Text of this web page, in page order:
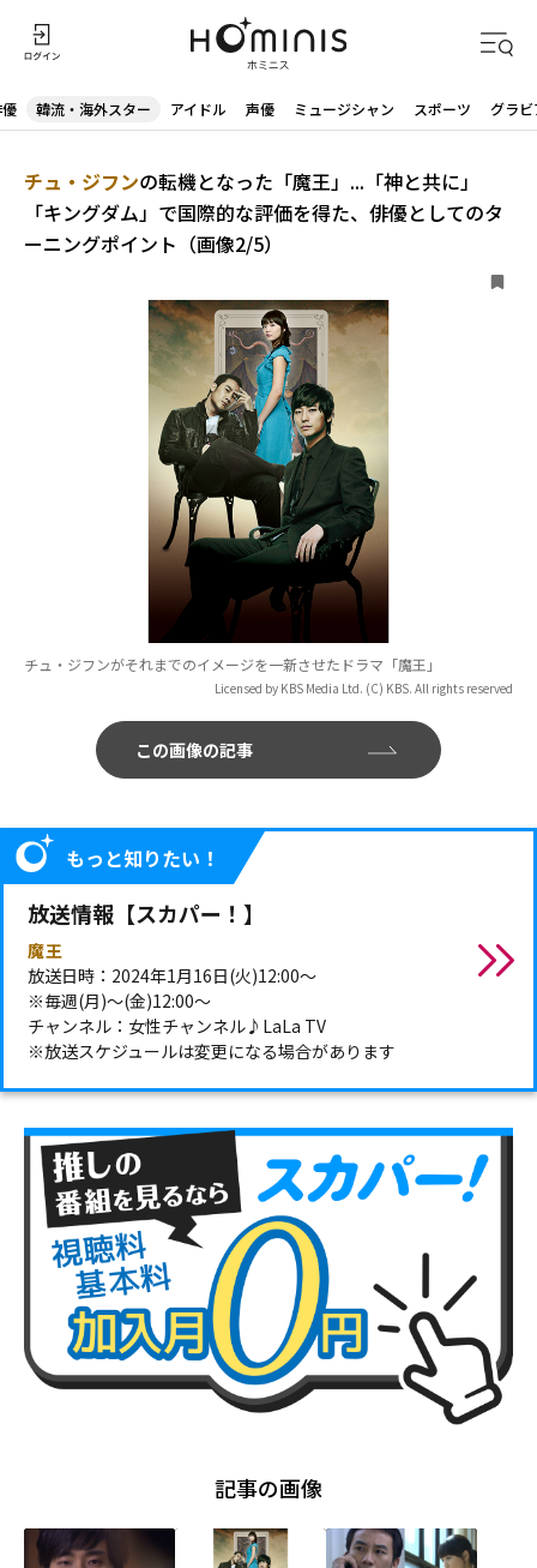
韓流・海外スター アイドル 声優 ミュージシャン スポーツ グラビ
チュ・ジフンの転機となった「魔王」...「神と共に」
「キングダム」で国際的な評価を得た、俳優としてのタ
ーニングポイント（画像2/5）
チュ・ジフンがそれまでのイメージを一新させたドラマ「魔王」
Licensed by KBS Media Ltd. (C) KBS. All rights reserved
この画像の記事
もっと知りたい！
放送情報【スカパー！】
魔王
放送日時：2024年1月16日(火)12:00～
※毎週(月)～(金)12:00～
チャンネル：女性チャンネル♪LaLa TV
※放送スケジュールは変更になる場合があります
記事の画像